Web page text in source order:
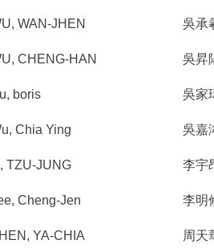
WAN-JHEN 吳承
CHENG-HAN 吳昇
boris 吳家
Chia Ying 吳嘉
TZU-JUNG 李宇
Cheng-Jen 李明
YA-CHIA 周天